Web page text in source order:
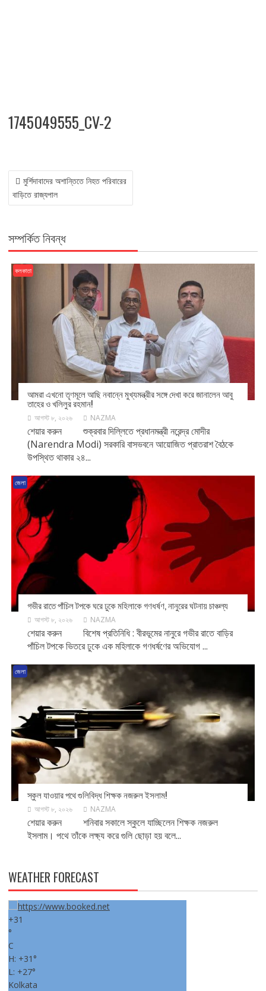
1745049555_CV-2
POST
NAVIGATION
মুর্শিদাবাদের অশান্তিতে নিহত পরিবারের
বাড়িতে রাজ্যপাল
সম্পর্কিত নিবন্ধ
কলকাতা
আমরা এখনো তৃণমূলে আছি নবান্নে মুখ্যমন্ত্রীর সঙ্গে দেখা করে জানালেন আবু
তাহের ও খলিলুর রহমান!
আগস্ট ৮, ২০২৬ NAZMA
শেয়ার করুন শুক্রবার দিল্লিতে প্রধানমন্ত্রী নরেন্দ্র মোদীর
(Narendra Modi) সরকারি বাসভবনে আয়োজিত প্রাতরাশ বৈঠকে
উপস্থিত থাকার ২৪...
জেলা
গভীর রাতে পাঁচিল টপকে ঘরে ঢুকে মহিলাকে গণধর্ষণ, নানুরের ঘটনায় চাঞ্চল্য
আগস্ট ৮, ২০২৬ NAZMA
শেয়ার করুন বিশেষ প্রতিনিধি : বীরভূমের নানুরে গভীর রাতে বাড়ির
পাঁচিল টপকে ভিতরে ঢুকে এক মহিলাকে গণধর্ষণের অভিযোগ ...
জেলা
স্কুল যাওয়ার পথে গুলিবিদ্ধ শিক্ষক নজরুল ইসলাম!
আগস্ট ৮, ২০২৬ NAZMA
শেয়ার করুন শনিবার সকালে স্কুলে যাচ্ছিলেন শিক্ষক নজরুল
ইসলাম। পথে তাঁকে লক্ষ্য করে গুলি ছোড়া হয় বলে...
WEATHER FORECAST
+31
°
C
H: +31°
L: +27°
Kolkata